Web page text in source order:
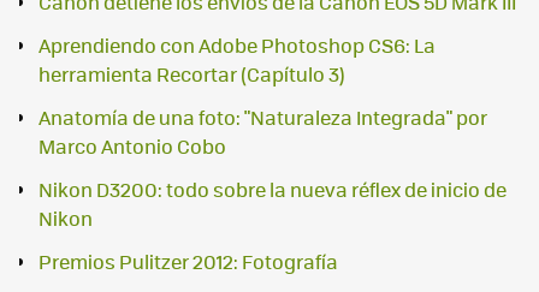
Aprendiendo con Adobe Photoshop CS6: La
herramienta Recortar (Capítulo 3)
Anatomía de una foto: "Naturaleza Integrada" por
Marco Antonio Cobo
Nikon D3200: todo sobre la nueva réflex de inicio de
Nikon
Premios Pulitzer 2012: Fotografía